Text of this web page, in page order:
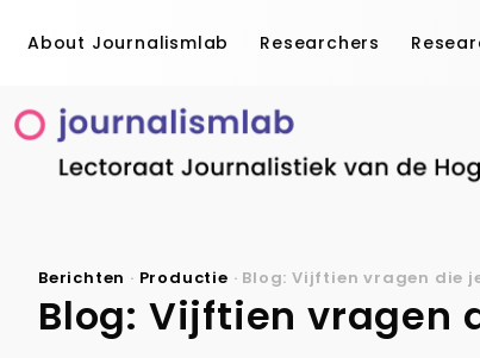
About Journalismlab Researchers
Berichten · Productie · Blog: Vijftien vragen die
Blog: Vijftien vragen